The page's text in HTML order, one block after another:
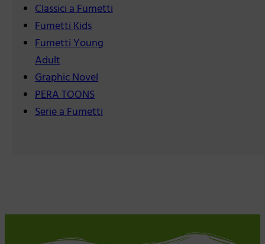
Classici a Fumetti
Fumetti Kids
Fumetti Young
Adult
Graphic Novel
PERA TOONS
Serie a Fumetti